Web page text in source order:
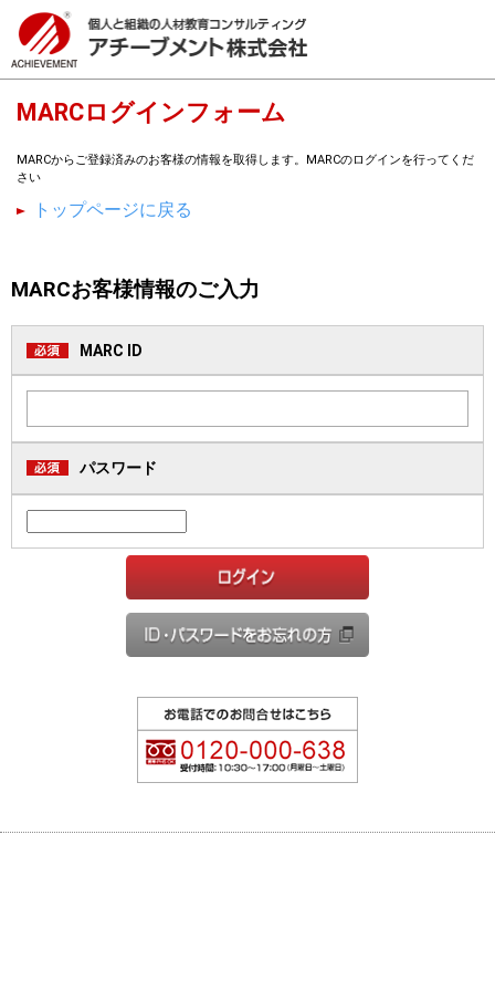
MARCログインフォーム
MARCからご登録済みのお客様の情報を取得します。MARCのログインを行ってくだ
さい
トップページに戻る
MARCお客様情報のご入力
MARC ID
パスワード